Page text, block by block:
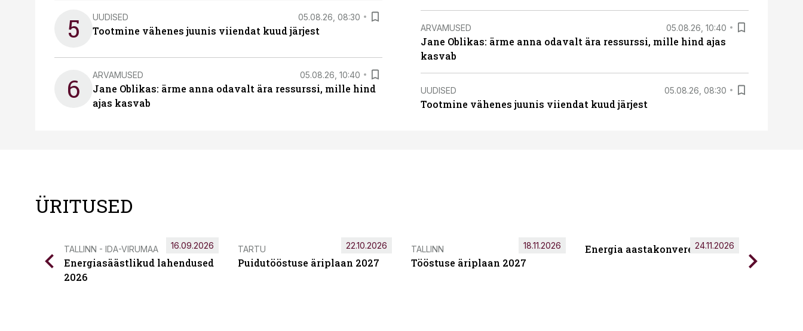
5 UUDISED 05.08.26, 08:30
Tootmine vähenes juunis viiendat kuud järjest
6 ARVAMUSED 05.08.26, 10:40
Jane Oblikas: ärme anna odavalt ära ressurssi, mille hind
ajas kasvab
ARVAMUSED 05.08.26, 10:40
Jane Oblikas: ärme anna odavalt ära ressurssi, mille hind ajas
kasvab
UUDISED 05.08.26, 08:30
Tootmine vähenes juunis viiendat kuud järjest
ÜRITUSED
TALLINN - IDA-VIRUMAA
Energiasäästlikud lahendused
2026
16.09.2026 TARTU
Puidutööstuse äriplaan 2027
22.10.2026 TALLINN
Tööstuse äriplaan 2027
18.11.2026 Energia aastakonverents 2026
24.11.2026